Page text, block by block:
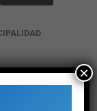
en 1200 las
×